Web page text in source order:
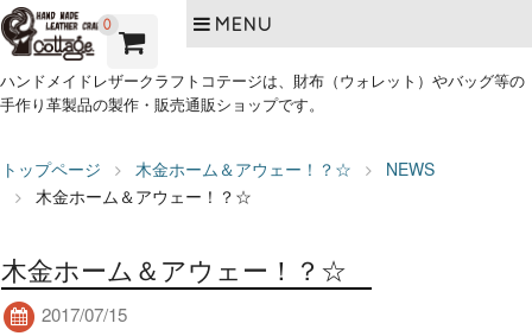
0 MENU
ハンドメイドレザークラフトコテージは、財布（ウォレット）やバッグ等の
手作り革製品の製作・販売通販ショップです。
トップページ 木金ホーム＆アウェー！？☆
NEWS
木金ホーム＆アウェー！？☆
木金ホーム＆アウェー！？☆
2017/07/15